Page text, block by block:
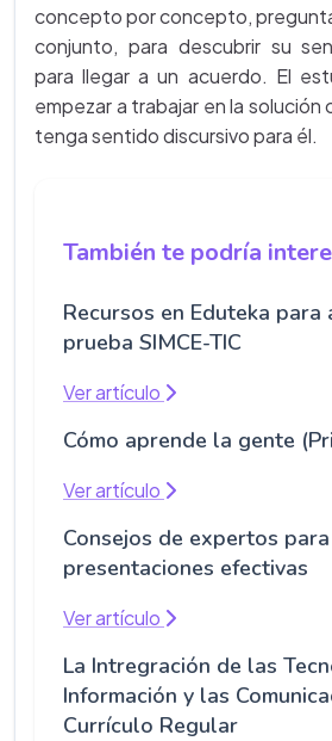
concepto por concepto,
conjunto, para descubrir su
para llegar a un acuerdo. El
empezar a trabajar en la solución
tenga sentido discursivo para él.
También te podría
Recursos en Eduteka para
prueba SIMCE-TIC
Ver artículo
Cómo aprende la gente
Ver artículo
Consejos de expertos
presentaciones efectivas
Ver artículo
La Intregración de las
Información y las
Currículo Regular